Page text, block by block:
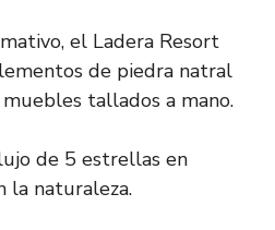
el Ladera Resort
de piedra natral
tallados a mano.
de 5 estrellas en
la naturaleza.